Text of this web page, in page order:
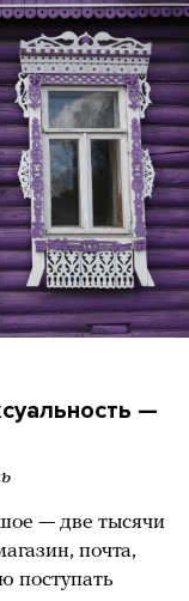
—
— две тысячи
почта,
поступать